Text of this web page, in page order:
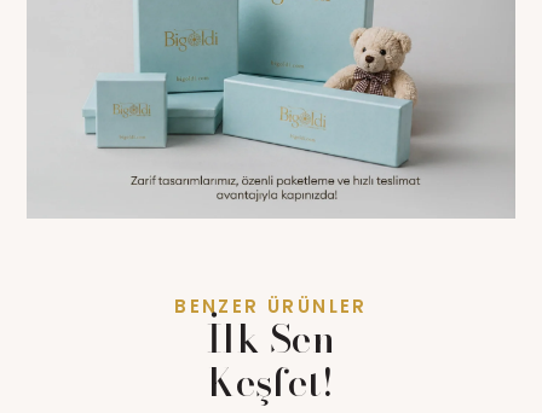
BENZER ÜRÜNLER
İlk Sen
Keşfet!